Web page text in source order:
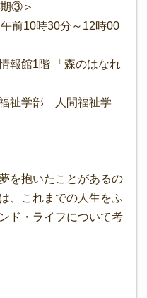
③＞
前10時30分～12時00
報館1階 「森のはなれ
祉学部 人間福祉学
を抱いたことがあるの
、これまでの人生をふ
ド・ライフについて考